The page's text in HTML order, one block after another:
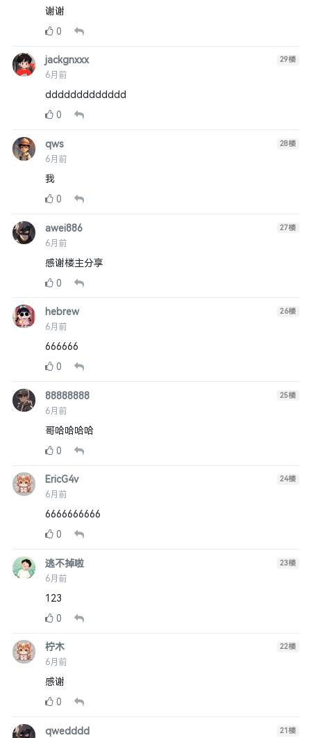
谢谢
0
jackgnxxx
6月前
29楼
ddddddddddddd
0
qws
6月前
28楼
我
0
awei886
6月前
27楼
感谢楼主分享
0
hebrew
6月前
26楼
666666
0
88888888
6月前
25楼
哥哈哈哈哈
0
EricG4v
6月前
24楼
6666666666
0
逃不掉啦
6月前
23楼
123
0
柠木
6月前
22楼
感谢
0
qwedddd 21楼